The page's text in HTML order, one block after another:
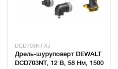
DCD703NT-XJ
Дрель-шуруповерт DEWALT
DCD703NT, 12 В, 58 Нм, 1500